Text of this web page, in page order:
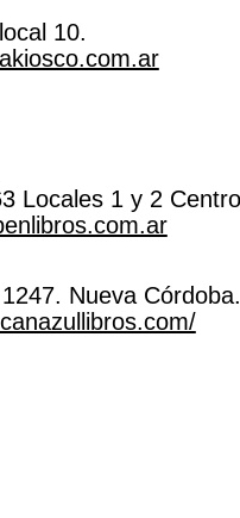
10.
Locales 1 y 2
Nueva